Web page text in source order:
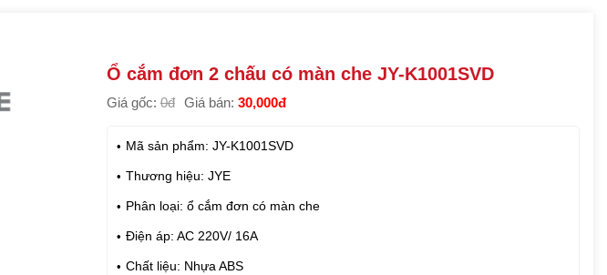
Ổ cắm đơn 2 chấu có màn che JY-K1001SVD
Giá gốc: 0đ Giá bán: 30,000đ
Mã sản phẩm: JY-K1001SVD
Thương hiệu: JYE
Phân loại: ổ cắm đơn có màn che
Điện áp: AC 220V/ 16A
Chất liệu: Nhựa ABS